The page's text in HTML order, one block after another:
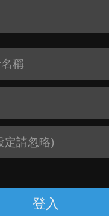
定請忽略)
登入